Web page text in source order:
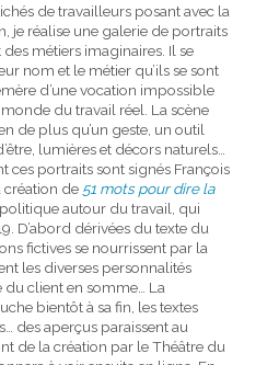
de travailleurs posant avec la
je réalise une galerie de portraits
métiers imaginaires. Il se
nom et le métier qu’ils se sont
d’une vocation impossible
du travail réel. La scène
de plus qu’un geste, un outil
lumières et décors naturels…
ces portraits sont signés François
création de 51 mots pour dire la
autour du travail, qui
D’abord dérivées du texte du
fictives se nourrissent par la
les diverses personnalités
du client en somme… La
bientôt à sa fin, les textes
des aperçus paraissent au
de la création par le Théâtre du